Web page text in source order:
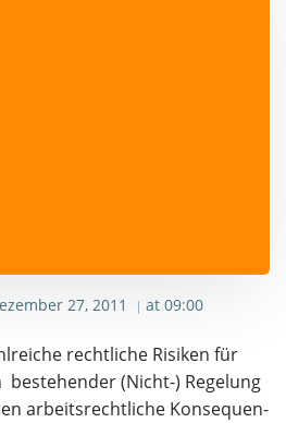
27, 2011 | at 09:00
recht­li­che Risi­ken für
bestehen­der (Nicht-) Rege­lung
arbeits­recht­li­che Kon­se­quen­